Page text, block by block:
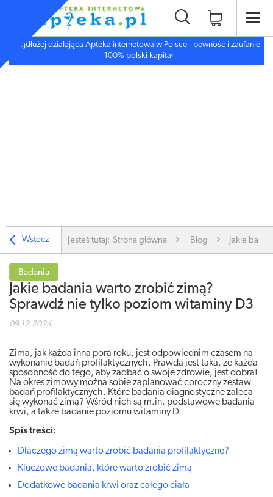
Najdłużej działająca Apteka internetowa w Polsce - pewność i zaufanie
- 100% polski kapitał
Wstecz Jesteś tutaj: Strona główna Blog Jakie
Jakie badania warto zrobić zimą?
Sprawdź nie tylko poziom witaminy D3
09.12.2024
Badania
Zima, jak każda inna pora roku, jest odpowiednim czasem na
wykonanie badań profilaktycznych. Prawda jest taka, że każda
sposobność do tego, aby zadbać o swoje zdrowie, jest dobra!
Na okres zimowy można sobie zaplanować coroczny zestaw
badań profilaktycznych. Które badania diagnostyczne zaleca
się wykonać zimą? Wśród nich są m.in. podstawowe badania
krwi, a także badanie poziomu witaminy D.
Spis treści:
Dlaczego zimą warto zrobić badania profilaktyczne?
Kluczowe badania, które warto zrobić zimą
Dodatkowe badania krwi oraz całego ciała